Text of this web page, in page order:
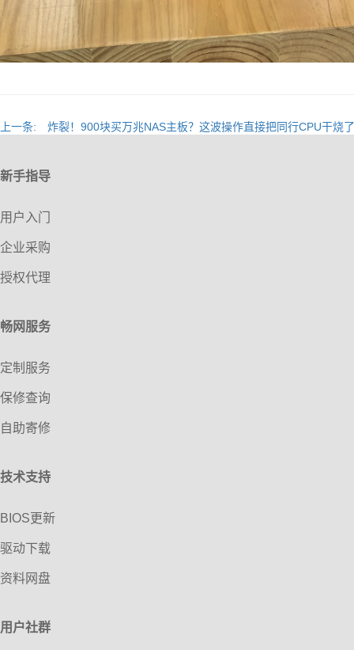
上一条: 炸裂！900块买万兆NAS主板？这波操作直接把同行CPU干烧
新手指导
用户入门
企业采购
授权代理
畅网服务
定制服务
保修查询
自助寄修
技术支持
BIOS更新
驱动下载
资料网盘
用户社群